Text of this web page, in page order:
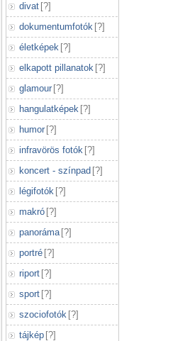
divat [?]
dokumentumfotók [?]
életképek [?]
elkapott pillanatok [?]
glamour [?]
hangulatképek [?]
humor [?]
infravörös fotók [?]
koncert - színpad [?]
légifotók [?]
makró [?]
panoráma [?]
portré [?]
riport [?]
sport [?]
szociofotók [?]
tájkép [?]